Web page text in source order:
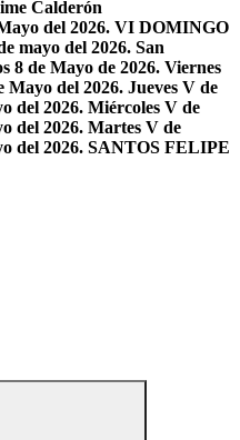
Calderón
del 2026. VI DOMINGO
mayo del 2026. San
8 de Mayo de 2026. Viernes
Mayo del 2026. Jueves V de
del 2026. Miércoles V de
del 2026. Martes V de
del 2026. SANTOS FELIPE